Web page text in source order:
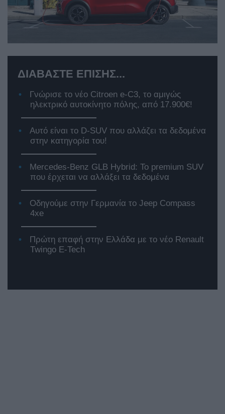
ΔΙΑΒΑΣΤΕ ΕΠΙΣΗΣ...
Γνώρισε το νέο Citroen e-C3, το αμιγώς
ηλεκτρικό αυτοκίνητο πόλης, από 17.900€!
Αυτό είναι το D-SUV που αλλάζει τα δεδομένα
στην κατηγορία του!
Mercedes-Benz GLB Hybrid: Το premium SUV
που έρχεται να αλλάξει τα δεδομένα
Οδηγούμε στην Γερμανία το Jeep Compass
4xe
Πρώτη επαφή στην Ελλάδα με το νέο Renault
Twingo E-Tech